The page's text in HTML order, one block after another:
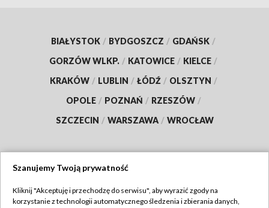
BIAŁYSTOK / BYDGOSZCZ / GDAŃSK /
GORZÓW WLKP. / KATOWICE / KIELCE /
KRAKÓW / LUBLIN / ŁÓDŹ / OLSZTYN /
OPOLE / POZNAŃ / RZESZÓW /
SZCZECIN / WARSZAWA / WROCŁAW
TVP
Szanujemy Twoją prywatność
Kliknij "Akceptuję i przechodzę do serwisu", aby wyrazić zgody na
korzystanie z technologii automatycznego śledzenia i zbierania danych,